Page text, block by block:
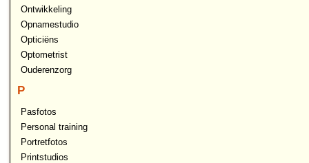
Ontwikkeling
Opnamestudio
Opticiëns
Optometrist
Ouderenzorg
P
Pasfotos
Personal training
Portretfotos
Printstudios